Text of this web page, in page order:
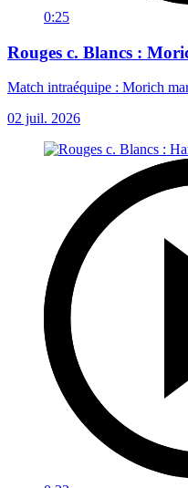
0:25
Rouges c. Blancs :
Match intraéquipe : Morich
02 juil. 2026